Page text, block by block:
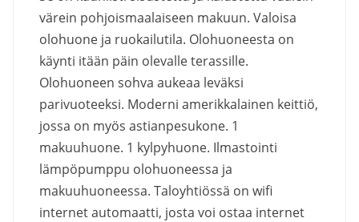
värein pohjoismaalaiseen makuun. Valoisa
olohuone ja ruokailutila. Olohuoneesta on
käynti itään päin olevalle terassille.
Olohuoneen sohva aukeaa leväksi
parivuoteeksi. Moderni amerikkalainen keittiö,
jossa on myös astianpesukone. 1
makuuhuone. 1 kylpyhuone. Ilmastointi
lämpöpumppu olohuoneessa ja
makuuhuoneessa. Taloyhtiössä on wifi
internet automaatti, josta voi ostaa internet